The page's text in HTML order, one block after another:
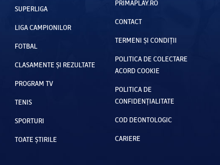
SUPERLIGA
LIGA CAMPIONILOR
FOTBAL
CLASAMENTE ȘI REZULTATE
PROGRAM TV
TENIS
SPORTURI
TOATE ȘTIRILE
PRIMAPLAY.RO
CONTACT
TERMENI ȘI CONDIȚII
POLITICA DE COLECTARE
ACORD COOKIE
POLITICA DE
CONFIDENȚIALITATE
COD DEONTOLOGIC
CARIERE